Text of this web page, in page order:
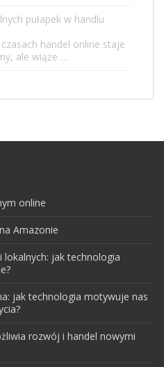
pułapek w handlu
handel online staje
ale wiąże …
online
Amazonie
jak technologia
jak technologia motywuje nas
rozwój i handel nowymi